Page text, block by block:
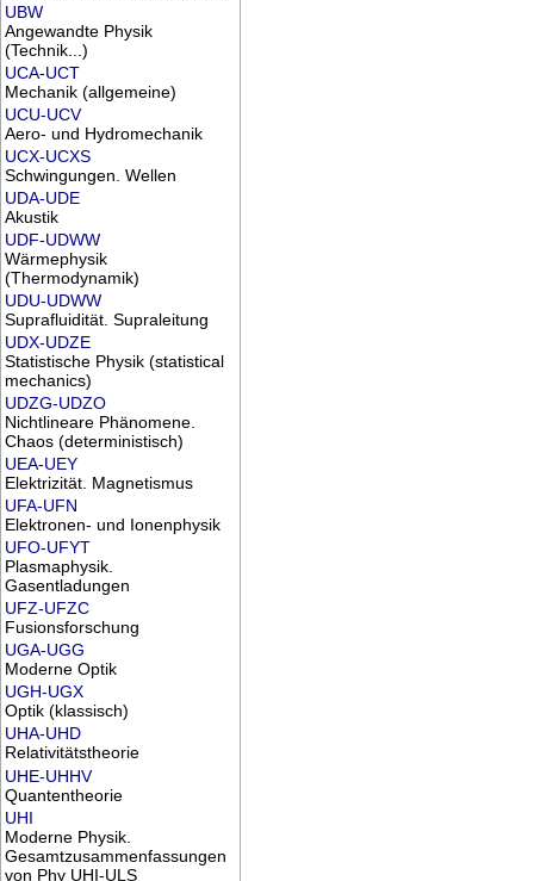
UBW
Angewandte Physik
(Technik...)
UCA-UCT
Mechanik (allgemeine)
UCU-UCV
Aero- und Hydromechanik
UCX-UCXS
Schwingungen. Wellen
UDA-UDE
Akustik
UDF-UDWW
Wärmephysik
(Thermodynamik)
UDU-UDWW
Suprafluidität. Supraleitung
UDX-UDZE
Statistische Physik (statistical
mechanics)
UDZG-UDZO
Nichtlineare Phänomene.
Chaos (deterministisch)
UEA-UEY
Elektrizität. Magnetismus
UFA-UFN
Elektronen- und Ionenphysik
UFO-UFYT
Plasmaphysik.
Gasentladungen
UFZ-UFZC
Fusionsforschung
UGA-UGG
Moderne Optik
UGH-UGX
Optik (klassisch)
UHA-UHD
Relativitätstheorie
UHE-UHHV
Quantentheorie
UHI
Moderne Physik.
Gesamtzusammenfassungen
von Phy UHI-ULS